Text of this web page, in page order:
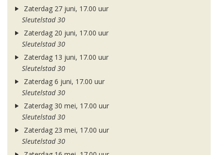
Zaterdag 27 juni, 17.00 uur
Sleutelstad 30
Zaterdag 20 juni, 17.00 uur
Sleutelstad 30
Zaterdag 13 juni, 17.00 uur
Sleutelstad 30
Zaterdag 6 juni, 17.00 uur
Sleutelstad 30
Zaterdag 30 mei, 17.00 uur
Sleutelstad 30
Zaterdag 23 mei, 17.00 uur
Sleutelstad 30